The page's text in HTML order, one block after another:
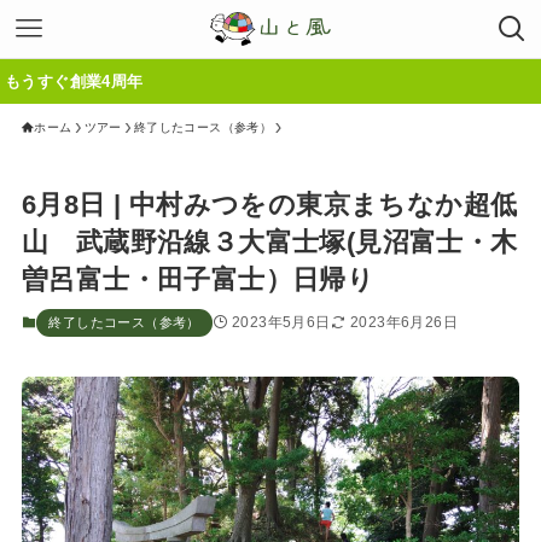
創業4周年
ホーム ツアー 終了したコース（参考）
6月8日 | 中村みつをの東京まちなか超低
山 武蔵野沿線３大富士塚(見沼富士・木
曽呂富士・田子富士）日帰り
終了したコース（参考） 2023年5月6日 2023年6月26日